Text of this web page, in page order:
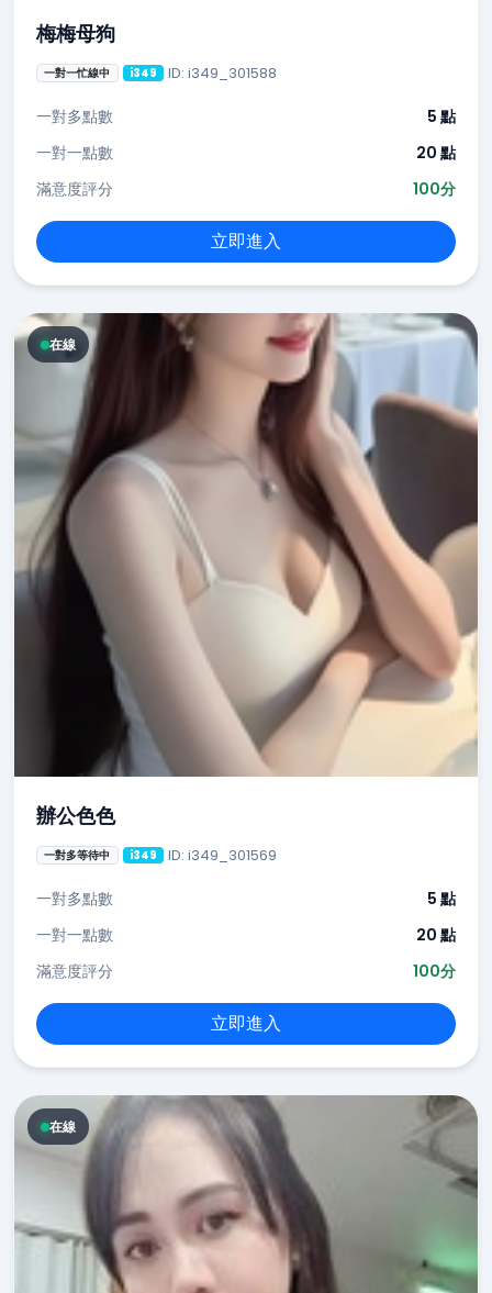
梅梅母狗
一對一忙線中 i349 ID: i349_301588
一對多點數
5 點
一對一點數
20 點
滿意度評分
100分
立即進入
在線
辦公色色
一對多等待中 i349 ID: i349_301569
一對多點數
5 點
一對一點數
20 點
滿意度評分
100分
立即進入
在線